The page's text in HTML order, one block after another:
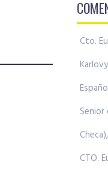
Cto.
Senior
CTO.